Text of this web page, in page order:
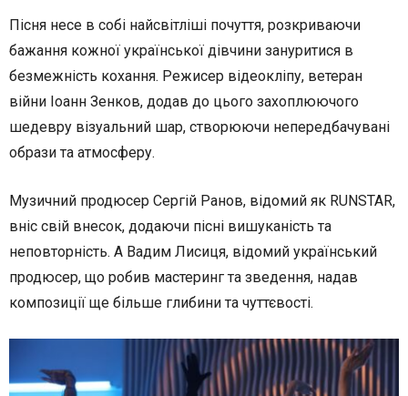
Пісня несе в собі найсвітліші почуття, розкриваючи
бажання кожної української дівчини зануритися в
безмежність кохання. Режисер відеокліпу, ветеран
війни Іоанн Зенков, додав до цього захоплюючого
шедевру візуальний шар, створюючи непередбачувані
образи та атмосферу.
Музичний продюсер Сергій Ранов, відомий як RUNSTAR,
вніс свій внесок, додаючи пісні вишуканість та
неповторність. А Вадим Лисиця, відомий український
продюсер, що робив мастеринг та зведення, надав
композиції ще більше глибини та чуттєвості.